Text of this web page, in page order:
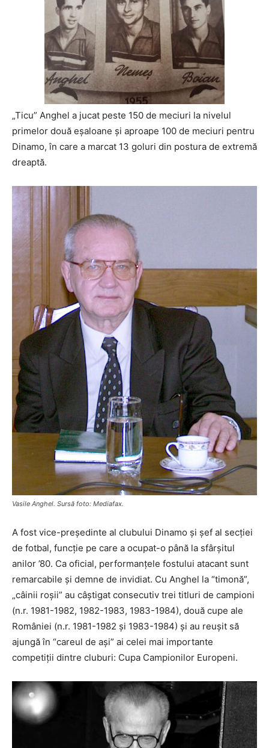
„Ticu” Anghel a jucat peste 150 de meciuri la nivelul
primelor două eşaloane și aproape 100 de meciuri pentru
Dinamo, în care a marcat 13 goluri din postura de extremă
dreaptă.
Vasile Anghel. Sursă foto: Mediafax.
A fost vice-preşedinte al clubului Dinamo şi şef al secţiei
de fotbal, funcţie pe care a ocupat-o până la sfârşitul
anilor ’80. Ca oficial, performanţele fostului atacant sunt
remarcabile şi demne de invidiat. Cu Anghel la “timonă”,
„câinii roşii” au câştigat consecutiv trei titluri de campioni
(n.r. 1981-1982, 1982-1983, 1983-1984), două cupe ale
României (n.r. 1981-1982 şi 1983-1984) şi au reuşit să
ajungă în “careul de aşi” ai celei mai importante
competiţii dintre cluburi: Cupa Campionilor Europeni.